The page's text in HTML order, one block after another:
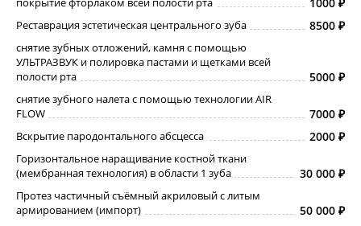
покрытие фторлаком всей полости рта 1000
Реставрация эстетическая центрального зуба 8500
снятие зубных отложений, камня с помощью
УЛЬТРАЗВУК и полировка пастами и щетками всей
полости рта
5000
снятие зубного налета с помощью технологии AIR
FLOW
7000
Вскрытие пародонтального абсцесса 2000
Горизонтальное наращивание костной ткани
(мембранная технология) в области 1 зуба
30 000
Протез частичный съёмный акриловый с литым
армированием (импорт)
50 000